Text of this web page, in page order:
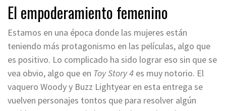
El empoderamiento femenino
Estamos en una época donde las mujeres están
teniendo más protagonismo en las películas, algo que
es positivo. Lo complicado ha sido lograr eso sin que se
vea obvio, algo que en Toy Story 4 es muy notorio. El
vaquero Woody y Buzz Lightyear en esta entrega se
vuelven personajes tontos que para resolver algún